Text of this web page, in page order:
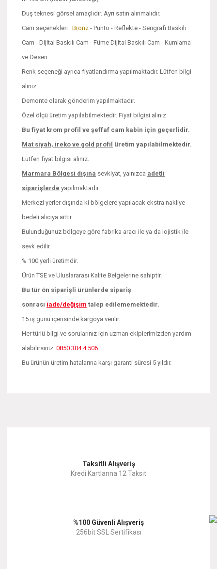
Duş teknesi görsel amaçlıdır. Ayrı satın alınmalıdır.
Cam seçenekleri : Bronz - Punto - Reflekte - Serigrafi Baskılı
Cam - Dijital Baskılı Cam - Füme Dijital Baskılı Cam - Kumlama
ve Desen
Renk seçeneği ayrıca fiyatlandırma yapılmaktadır. Lütfen bilgi
alınız.
Demonte olarak gönderim yapılmaktadır.
Özel ölçü üretim yapılabilmektedir. Fiyat bilgisi alınız.
Bu fiyat krom profil ve şeffaf cam kabin için geçerlidir.
Mat siyah, ireko ve gold profil üretim yapılabilmektedir.
Lütfen fiyat bilgisi alınız.
Marmara Bölgesi dışına sevkiyat, yalnızca adetli
siparişlerde yapılmaktadır.
Merkezi yerler dışında ki bölgelere yapılacak ekstra nakliye
bedeli alıcıya aittir.
Bulunduğunuz bölgeye göre fabrika aracı ile ya da lojistik ile
sevk edilir.
% 100 yerli üretimdir.
Ürün TSE ve Uluslararası Kalite Belgelerine sahiptir.
Bu tür ön siparişli ürünlerde sipariş
sonrası iade/değişim talep edilememektedir.
15 iş günü içerisinde kargoya verilir.
Her türlü bilgi ve sorularınız için uzman ekiplerimizden yardım
alabilirsiniz. 0850 304 4 506
Bu ürünün üretim hatalarına karşı garanti süresi 5 yıldır.
Ürün resmi kalitesiz, bozuk veya görüntülenemiyor.
Ürün fiyatı diğer sitelerden daha pahalı.
Taksitli Alışveriş
Kredi Kartlarına 12 Taksit
%100 Güvenli Alışveriş
256bit SSL Sertifikası